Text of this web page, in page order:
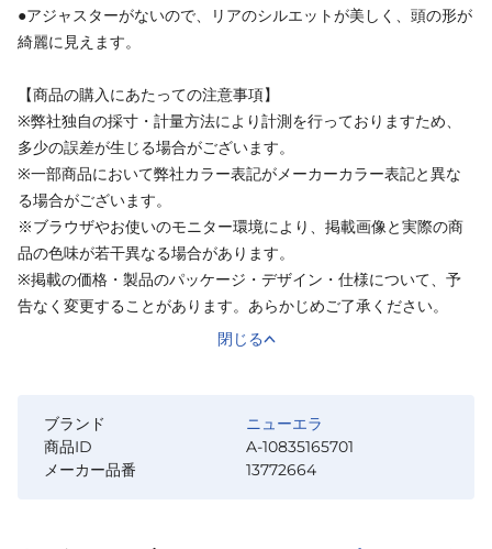
●アジャスターがないので、リアのシルエットが美しく、頭の形が
綺麗に見えます。
【商品の購入にあたっての注意事項】
※弊社独自の採寸・計量方法により計測を行っておりますため、
多少の誤差が生じる場合がございます。
※一部商品において弊社カラー表記がメーカーカラー表記と異な
る場合がございます。
※ブラウザやお使いのモニター環境により、掲載画像と実際の商
品の色味が若干異なる場合があります。
※掲載の価格・製品のパッケージ・デザイン・仕様について、予
告なく変更することがあります。あらかじめご了承ください。
閉じる
ブランド
ニューエラ
商品ID
A-10835165701
メーカー品番
13772664